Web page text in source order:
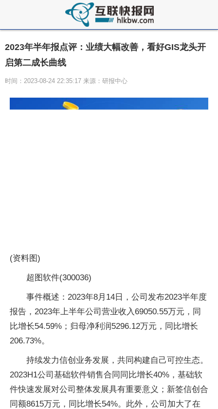
2023年半年报点评：业绩大幅改善，看好GIS龙头开
启第二成长曲线
时间：2023-08-24 22:35:17 来源：研报中心
(资料图)
超图软件(300036)
事件概述：2023年8月14日，公司发布2023半年度
报告，2023年上半年公司营业收入69050.55万元，同
比增长54.59%；归母净利润5296.12万元，同比增长
206.73%。
持续发力信创业务发展，共同构建自己可控生态。
2023H1公司基础软件销售合同同比增长40%，基础软
件快速发展对公司整体发展具有重要意义；新签信创合
同额8615万元，同比增长54%。此外，公司加大了在